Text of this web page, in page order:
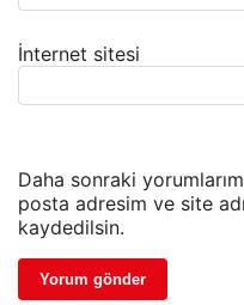
İnternet sitesi
Daha sonraki
posta adresim ve site
kaydedilsin.